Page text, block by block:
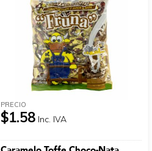
PRECIO
$1.58 Inc. IVA